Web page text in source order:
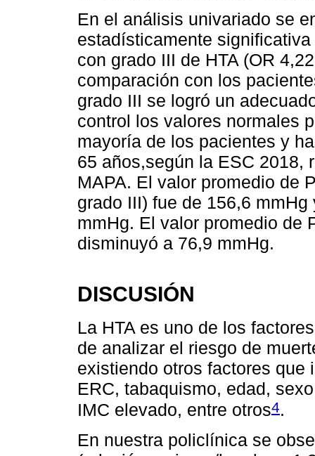
En el análisis univariado se
estadísticamente
con grado III de HTA (OR
comparación con los
grado III se logró un
control los valores normales
mayoría de los pacientes y
65 años,según la ESC 2018,
MAPA. El valor promedio de
grado III) fue de 156,6
mmHg. El valor promedio de
disminuyó a 76,9 mmHg.
DISCUSIÓN
La HTA es uno de los
de analizar el riesgo de
existiendo otros factores que
ERC, tabaquismo, edad,
IMC elevado, entre otros4.
En nuestra policlínica se